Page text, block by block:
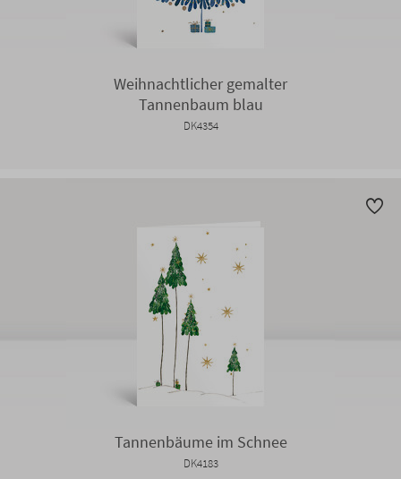
Weihnachtlicher gemalter
Tannenbaum blau
DK4354
Tannenbäume im Schnee
DK4183